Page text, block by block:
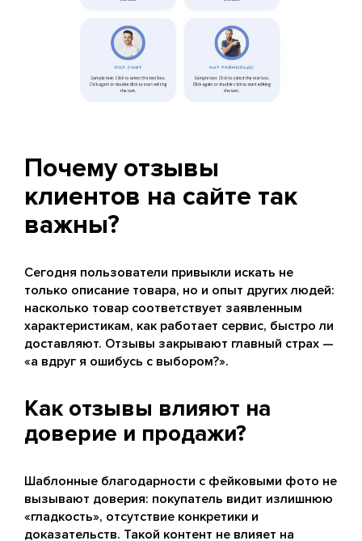
Почему отзывы
клиентов на сайте так
важны?
Сегодня пользователи привыкли искать не
только описание товара, но и опыт других людей:
насколько товар соответствует заявленным
характеристикам, как работает сервис, быстро ли
доставляют. Отзывы закрывают главный страх —
«а вдруг я ошибусь с выбором?».
Как отзывы влияют на
доверие и продажи?
Шаблонные благодарности с фейковыми фото не
вызывают доверия: покупатель видит излишнюю
«гладкость», отсутствие конкретики и
доказательств. Такой контент не влияет на